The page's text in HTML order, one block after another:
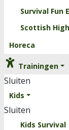
Survival Fun
Scottish
Horeca
Trainingen
Sluiten
Kids
Sluiten
Kids Survival